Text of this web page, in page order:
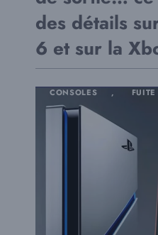
des détails
6 et sur la
CONSOLES , FUITE